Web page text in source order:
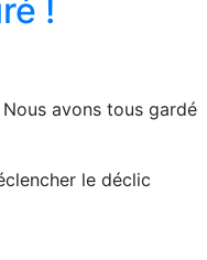
!
avons tous gardé
le déclic